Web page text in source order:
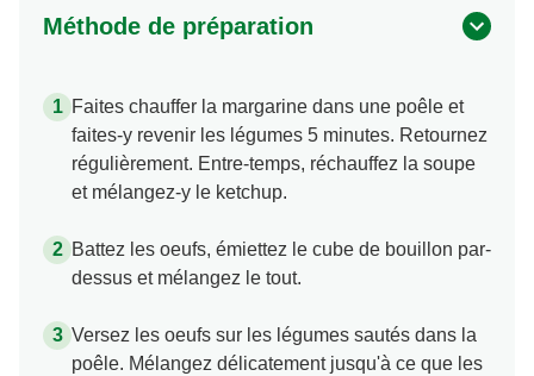
Méthode de préparation
Faites chauffer la margarine dans une poêle et
faites-y revenir les légumes 5 minutes. Retournez
régulièrement. Entre-temps, réchauffez la soupe
et mélangez-y le ketchup.
Battez les oeufs, émiettez le cube de bouillon par-
dessus et mélangez le tout.
Versez les oeufs sur les légumes sautés dans la
poêle. Mélangez délicatement jusqu'à ce que les